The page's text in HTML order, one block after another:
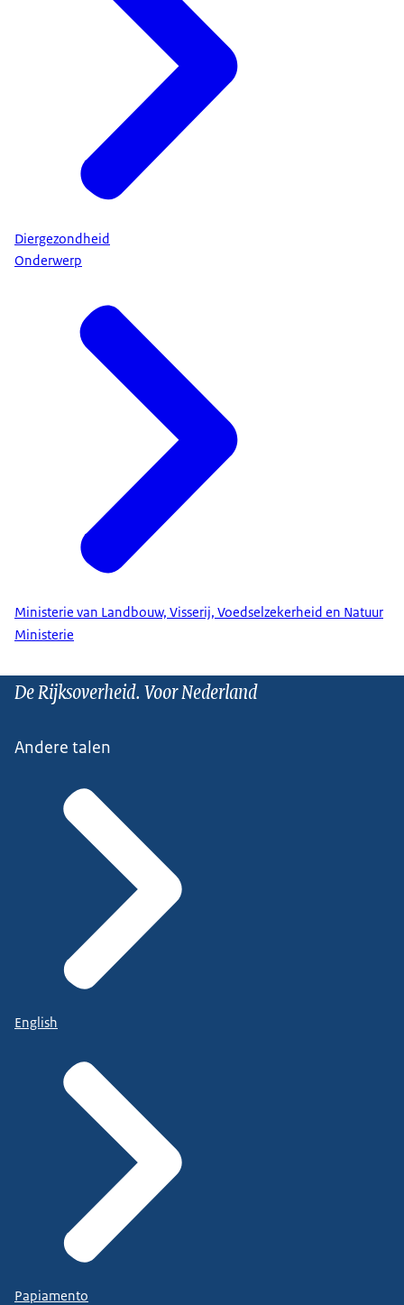
Diergezondheid
Onderwerp
Ministerie van Landbouw, Visserij, Voedselzekerheid en Natuur
Ministerie
De Rijksoverheid. Voor Nederland
Andere talen
English
Papiamento